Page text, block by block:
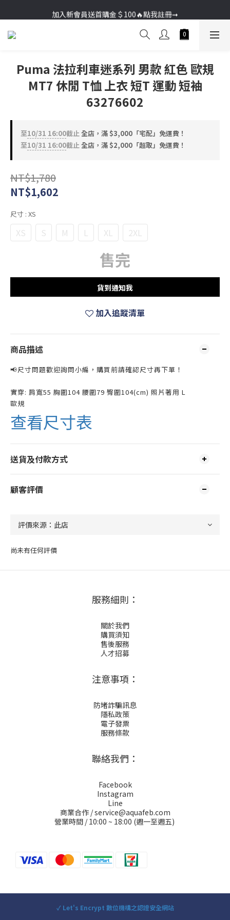
加入新會員送首購金＄100🔥點我註冊➞
加入新會員送首購金＄100🔥點我註冊➞
Puma 法拉利車迷系列 男款 紅色 歐規
MT7 休閒 T恤 上衣 短T 運動 短袖
63276602
至10/31 16:00截止全店，滿 $3,000「宅配」免運費！
至10/31 16:00截止全店，滿 $2,000「超取」免運費！
NT$1,780
NT$1,602
尺寸 : XS
XS S M L XL 2XL
售完
貨到通知我
加入追蹤清單
商品描述
📢尺寸問題歡迎詢問小編，購買前請確認尺寸再下單！
實穿: 肩寬55 胸圍104 腰圍79 臀圍104(cm) 照片著用 L
歐規
查看尺寸表
送貨及付款方式
顧客評價
尚未有任何評價
服務細則：
關於我們
購買須知
售後服務
人才招募
注意事項：
防堵詐騙訊息
隱私政策
電子發票
服務條款
聯絡我們：
Facebook
Instagram
Line
商業合作 / service@aquafeb.com
營業時間 / 10:00 ~ 18:00 (週一至週五)
✓ Let's Encrypt 數位機構之認證安全網站